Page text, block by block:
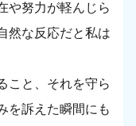
や努力が軽んじら
然な反応だと私は
こと、それを守ら
を訴えた瞬間にも